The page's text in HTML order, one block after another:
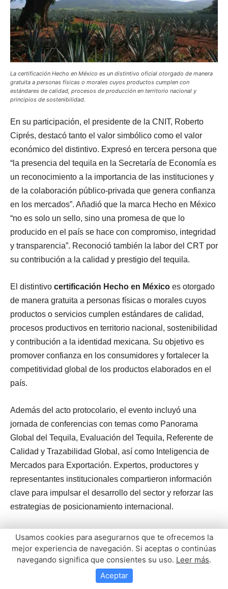
Usamos cookies para asegurarnos que te ofrecemos la
mejor experiencia de navegación. Si aceptas o continúas
navegando significa que consientes su uso. Leer más.
Aceptar